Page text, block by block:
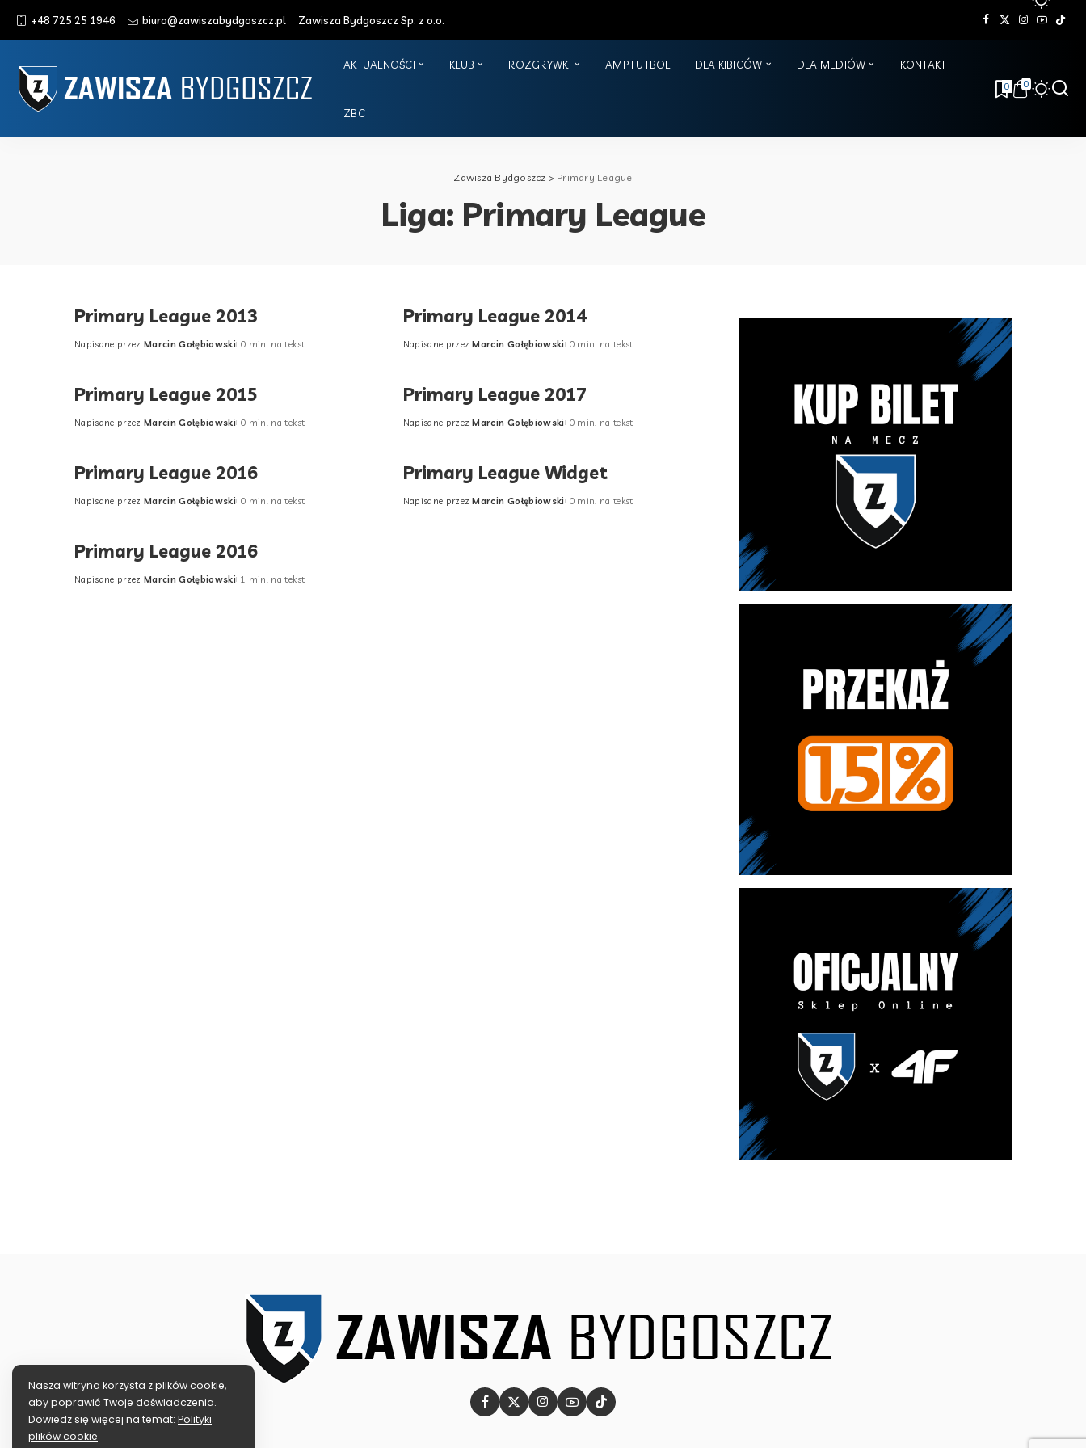
+48 725 25 1946 biuro@zawiszabydgoszcz.pl Zawisza Bydgoszcz Sp. z o.o.
AKTUALNOŚCI KLUB ROZGRYWKI AMP FUTBOL DLA KIBICÓW DLA MEDIÓW KONTAKT
ZBC
0 0
Zawisza Bydgoszcz > Primary League
Liga: Primary League
Primary League 2013
Posted
Napisane przez Marcin Gołębiowski 0 min. na tekst
Primary League 2014
Posted
Napisane przez Marcin Gołębiowski 0 min. na tekst
Primary League 2015
Posted
Napisane przez Marcin Gołębiowski 0 min. na tekst
Primary League 2017
Posted
Napisane przez Marcin Gołębiowski 0 min. na tekst
Primary League 2016
Posted
Napisane przez Marcin Gołębiowski 0 min. na tekst
Primary League Widget
Posted
Napisane przez Marcin Gołębiowski 0 min. na tekst
Primary League 2016
Posted
Napisane przez Marcin Gołębiowski 1 min. na tekst
Nasza witryna korzysta z plików cookie,
aby poprawić Twoje doświadczenia.
Dowiedz się więcej na temat: Polityki
plików cookie